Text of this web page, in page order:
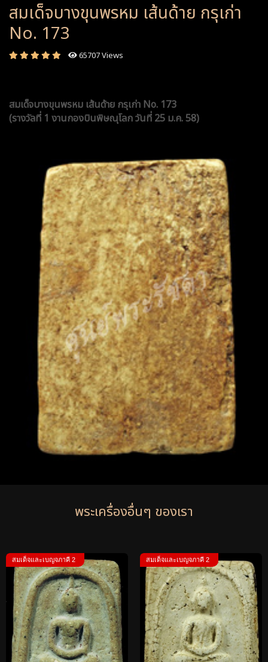
สมเด็จบางขุนพรหม เส้นด้าย กรุเก่า
No. 173
65707 Views
สมเด็จบางขุนพรหม เส้นด้าย กรุเก่า No. 173
(รางวัลที่ 1 งานกองบินพิษณุโลก วันที่ 25 ม.ค. 58)
พระเครื่องอื่นๆ ของเรา
สมเด็จและเบญจภาคี 2 สมเด็จและเบญจภาคี 2